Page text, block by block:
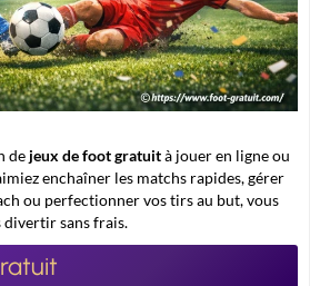
de jeux de foot gratuità jouer en ligne ou
enchaîner les matchs rapides, gérer
ou perfectionner vos tirs au but, vous
sans frais.